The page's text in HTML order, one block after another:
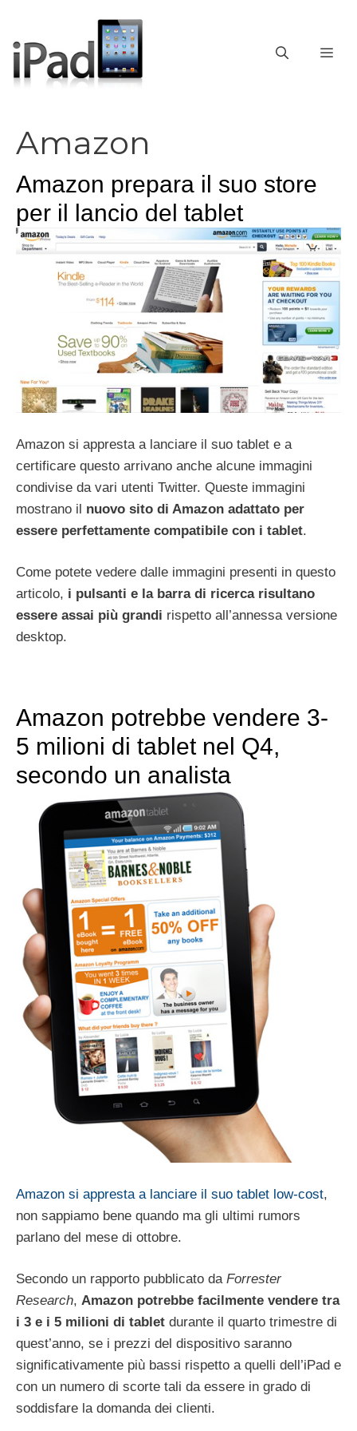
contenuto
Amazon
Amazon prepara il suo store
per il lancio del tablet
Amazon si appresta a lanciare il suo tablet e a
certificare questo arrivano anche alcune immagini
condivise da vari utenti Twitter. Queste immagini
mostrano il nuovo sito di Amazon adattato per
essere perfettamente compatibile con i tablet.
Come potete vedere dalle immagini presenti in questo
articolo, i pulsanti e la barra di ricerca risultano
essere assai più grandi rispetto all’annessa versione
desktop.
Amazon potrebbe vendere 3-
5 milioni di tablet nel Q4,
secondo un analista
Amazon si appresta a lanciare il suo tablet low-cost,
non sappiamo bene quando ma gli ultimi rumors
parlano del mese di ottobre.
Secondo un rapporto pubblicato da Forrester
Research, Amazon potrebbe facilmente vendere tra
i 3 e i 5 milioni di tablet durante il quarto trimestre di
quest’anno, se i prezzi del dispositivo saranno
significativamente più bassi rispetto a quelli dell’iPad e
con un numero di scorte tali da essere in grado di
soddisfare la domanda dei clienti.